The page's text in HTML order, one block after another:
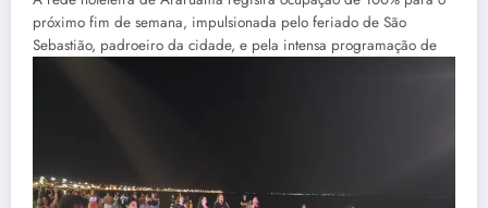
próximo fim de semana, impulsionada pelo feriado de São
Sebastião, padroeiro da cidade, e pela intensa programação de